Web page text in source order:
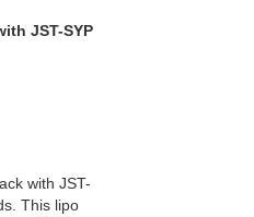
JST-SYP
with JST-
This lipo